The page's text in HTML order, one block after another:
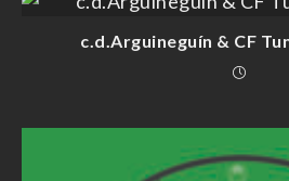
c.d.Arguineguín & CF